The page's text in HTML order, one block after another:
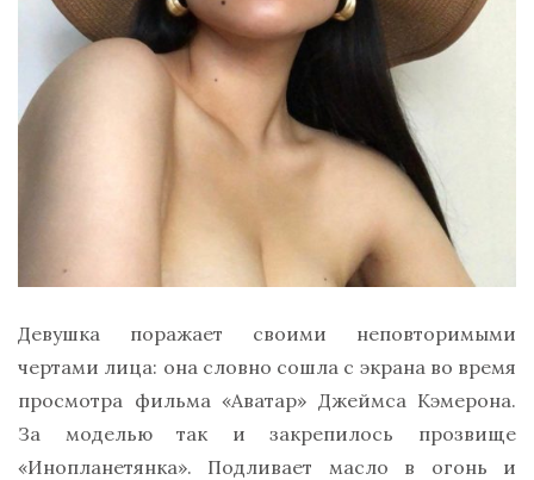
Девушка поражает своими неповторимыми
чертами лица: она словно сошла с экрана во время
просмотра фильма «Аватар» Джеймса Кэмерона.
За моделью так и закрепилось прозвище
«Инопланетянка». Подливает масло в огонь и